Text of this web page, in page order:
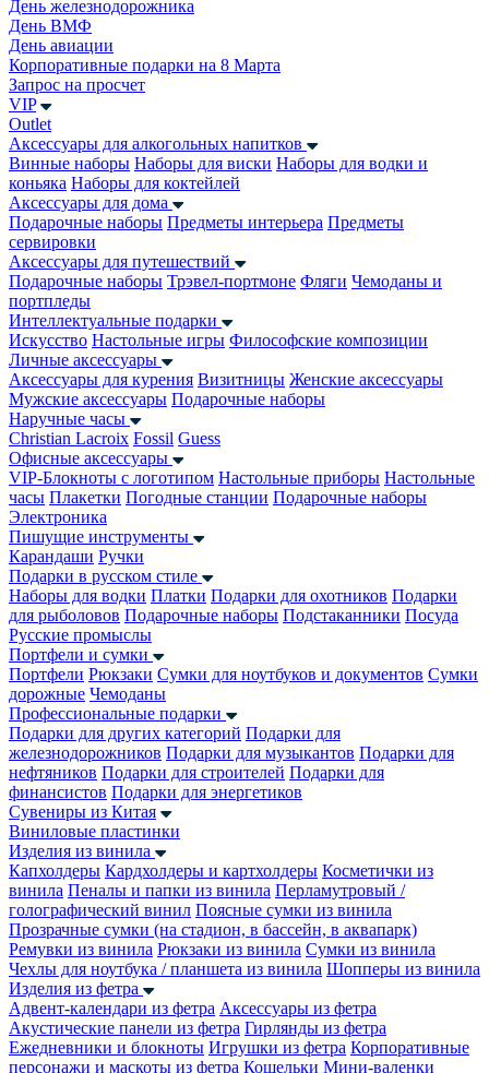
День железнодорожника
День ВМФ
День авиации
Корпоративные подарки на 8 Марта
Запрос на просчет
VIP
Outlet
Аксессуары для алкогольных напитков
Винные наборы Наборы для виски Наборы для водки и
коньяка Наборы для коктейлей
Аксессуары для дома
Подарочные наборы Предметы интерьера Предметы
сервировки
Аксессуары для путешествий
Подарочные наборы Трэвел-портмоне Фляги Чемоданы и
портпледы
Интеллектуальные подарки
Искусство Настольные игры Философские композиции
Личные аксессуары
Аксессуары для курения Визитницы Женские аксессуары
Мужские аксессуары Подарочные наборы
Наручные часы
Christian Lacroix Fossil Guess
Офисные аксессуары
VIP-Блокноты с логотипом Настольные приборы Настольные
часы Плакетки Погодные станции Подарочные наборы
Электроника
Пишущие инструменты
Карандаши Ручки
Подарки в русском стиле
Наборы для водки Платки Подарки для охотников Подарки
для рыболовов Подарочные наборы Подстаканники Посуда
Русские промыслы
Портфели и сумки
Портфели Рюкзаки Сумки для ноутбуков и документов Сумки
дорожные Чемоданы
Профессиональные подарки
Подарки для других категорий Подарки для
железнодорожников Подарки для музыкантов Подарки для
нефтяников Подарки для строителей Подарки для
финансистов Подарки для энергетиков
Сувениры из Китая
Виниловые пластинки
Изделия из винила
Капхолдеры Кардхолдеры и картхолдеры Косметички из
винила Пеналы и папки из винила Перламутровый /
голографический винил Поясные сумки из винила
Прозрачные сумки (на стадион, в бассейн, в аквапарк)
Ремувки из винила Рюкзаки из винила Сумки из винила
Чехлы для ноутбука / планшета из винила Шопперы из винила
Изделия из фетра
Адвент-календари из фетра Аксессуары из фетра
Акустические панели из фетра Гирлянды из фетра
Ежедневники и блокноты Игрушки из фетра Корпоративные
персонажи и маскоты из фетра Кошельки Мини-валенки